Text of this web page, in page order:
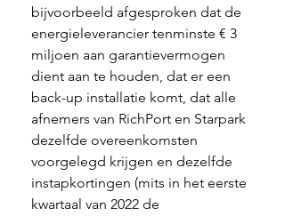
bijvoorbeeld afgesproken dat de
energieleverancier tenminste € 3
miljoen aan garantievermogen
dient aan te houden, dat er een
back-up installatie komt, dat alle
afnemers van RichPort en Starpark
dezelfde overeenkomsten
voorgelegd krijgen en dezelfde
instapkortingen (mits in het eerste
kwartaal van 2022 de